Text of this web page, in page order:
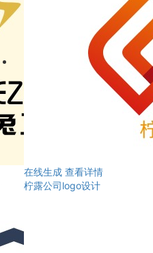
在线生成 查看详情
柠露公司logo设计